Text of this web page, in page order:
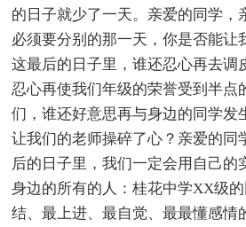
的日子就少了一天。亲爱的同学，
必须要分别的那一天，你是否能让
这最后的日子里，谁还忍心再去调
忍心再使我们年级的荣誉受到半点
们，谁还好意思再与身边的同学发
让我们的老师操碎了心？亲爱的同
后的日子里，我们一定会用自己的
身边的所有的人：桂花中学XX级
结、最上进、最自觉、最最懂感情